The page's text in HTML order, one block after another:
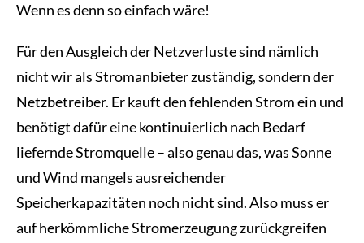
Wenn es denn so einfach wäre!
Für den Ausgleich der Netzverluste sind nämlich
nicht wir als Stromanbieter zuständig, sondern der
Netzbetreiber. Er kauft den fehlenden Strom ein und
benötigt dafür eine kontinuierlich nach Bedarf
liefernde Stromquelle – also genau das, was Sonne
und Wind mangels ausreichender
Speicherkapazitäten noch nicht sind. Also muss er
auf herkömmliche Stromerzeugung zurückgreifen